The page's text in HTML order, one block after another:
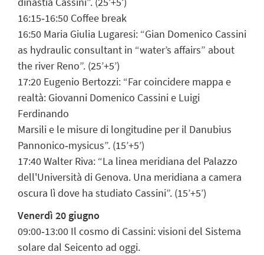
16:15‐16:50 Coffee break
16:50 Maria Giulia Lugaresi: “Gian Domenico Cassini
as hydraulic consultant in “water’s affairs” about
the river Reno”. (25’+5’)
17:20 Eugenio Bertozzi: “Far coincidere mappa e
realtà: Giovanni Domenico Cassini e Luigi
Ferdinando
Marsili e le misure di longitudine per il Danubius
Pannonico‐mysicus”. (15’+5’)
17:40 Walter Riva: “La linea meridiana del Palazzo
dell'Università di Genova. Una meridiana a camera
oscura lì dove ha studiato Cassini”. (15’+5’)
Venerdì 20 giugno
09:00‐13:00 Il cosmo di Cassini: visioni del Sistema
solare dal Seicento ad oggi.